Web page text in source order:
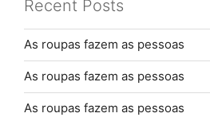
Recent Posts
As roupas fazem as pessoas
As roupas fazem as pessoas
As roupas fazem as pessoas